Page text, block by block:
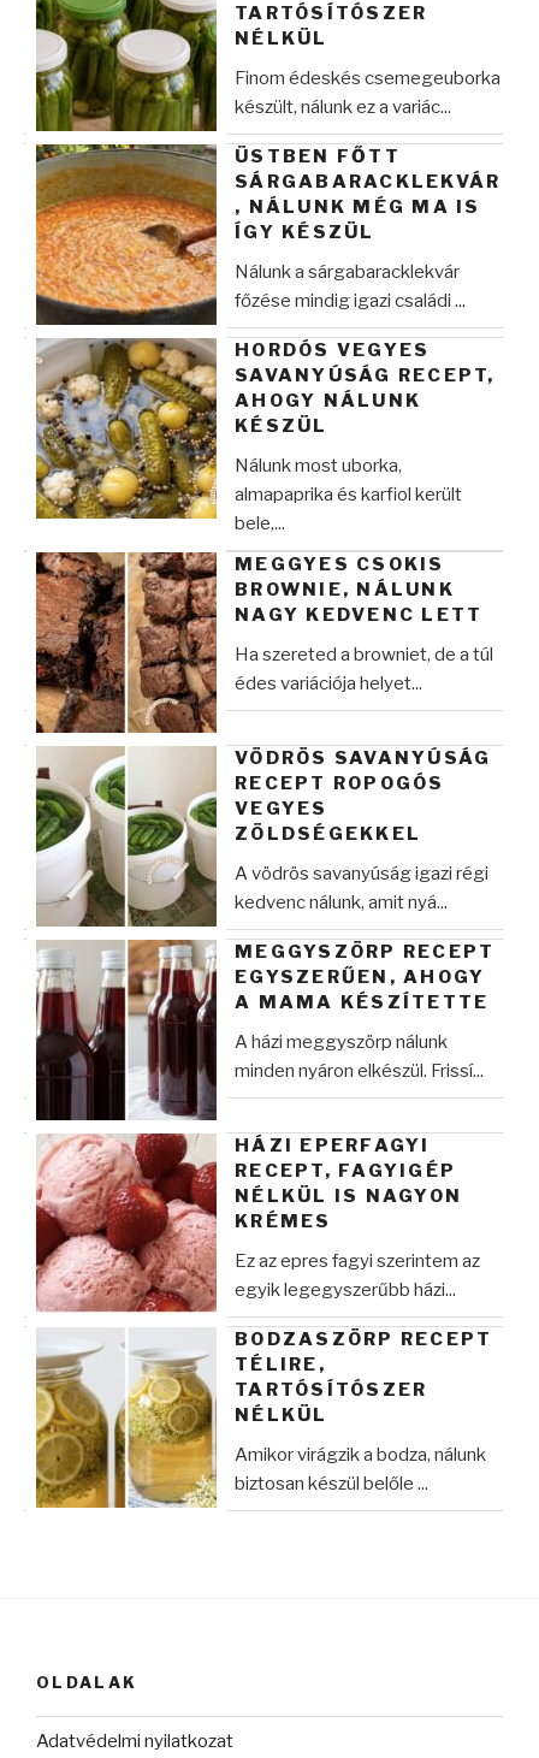
TARTÓSÍTÓSZER
NÉLKÜL
Finom édeskés csemegeuborka
készült, nálunk ez a variác...
ÜSTBEN FŐTT
SÁRGABARACKLEKVÁR
, NÁLUNK MÉG MA IS
ÍGY KÉSZÜL
Nálunk a sárgabaracklekvár
főzése mindig igazi családi ...
HORDÓS VEGYES
SAVANYÚSÁG RECEPT,
AHOGY NÁLUNK
KÉSZÜL
Nálunk most uborka,
almapaprika és karfiol került
bele,...
MEGGYES CSOKIS
BROWNIE, NÁLUNK
NAGY KEDVENC LETT
Ha szereted a browniet, de a túl
édes variációja helyet...
VÖDRÖS SAVANYÚSÁG
RECEPT ROPOGÓS
VEGYES
ZÖLDSÉGEKKEL
A vödrös savanyúság igazi régi
kedvenc nálunk, amit nyá...
MEGGYSZÖRP RECEPT
EGYSZERŰEN, AHOGY
A MAMA KÉSZÍTETTE
A házi meggyszörp nálunk
minden nyáron elkészül. Frissí...
HÁZI EPERFAGYI
RECEPT, FAGYIGÉP
NÉLKÜL IS NAGYON
KRÉMES
Ez az epres fagyi szerintem az
egyik legegyszerűbb házi...
BODZASZÖRP RECEPT
TÉLIRE,
TARTÓSÍTÓSZER
NÉLKÜL
Amikor virágzik a bodza, nálunk
biztosan készül belőle ...
OLDALAK
Adatvédelmi nyilatkozat